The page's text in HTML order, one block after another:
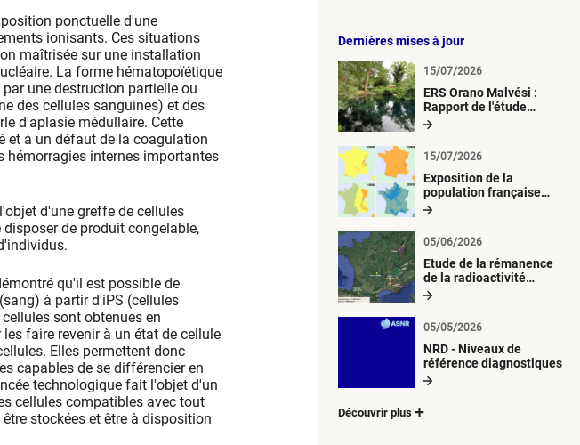
ponctuelle d'une
ionisants. Ces situations
maîtrisée sur une installation
La forme hématopoïétique
une destruction partielle ou
des cellules sanguines) et des
d'aplasie médullaire. Cette
et à un défaut de la coagulation
hémorragies internes importantes
d'une greffe de cellules
de produit congelable,
qu'il est possible de
à partir d'iPS (cellules
sont obtenues en
faire revenir à un état de cellule
Elles permettent donc
capables de se différencier en
technologique fait l'objet d'un
cellules compatibles avec tout
stockées et être à disposition
Dernières mises à jour
ERS Orano Malvési :
Rapport de l'étude
radiologique du milieu
15/07/2026
Exposition de la
population française
métropolitaine aux
atmosphériques
radioactives depuis 1945
15/07/2026
Etude de la rémanence
de la radioactivité
d’origine artificielle
05/06/2026
NRD - Niveaux de
référence diagnostiques
05/05/2026
Découvrir plus